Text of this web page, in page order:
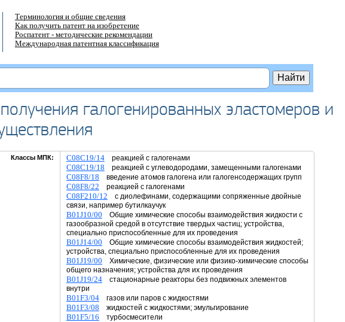
Терминология и общие сведения
Как получить патент на изобретение
Роспатент - методические рекомендации
Международная патентная классификация
галогенированных эластомеров и
Классы МПК: C08C19/14реакцией с галогенами
C08C19/18 реакцией с углеводородами, замещенными галогенами
C08F8/18 введение атомов галогена или галогенсодержащих групп
C08F8/22 реакцией с галогенами
C08F210/12 с диолефинами, содержащими сопряженные двойные
связи, например бутилкаучук
B01J10/00 Общие химические способы взаимодействия жидкости с
газообразной средой в отсутствие твердых частиц; устройства,
специально приспособленные для их проведения
B01J14/00 Общие химические способы взаимодействия жидкостей;
устройства, специально приспособленные для их проведения
B01J19/00 Химические, физические или физико-химические способы
общего назначения; устройства для их проведения
B01J19/24стационарные реакторы без подвижных элементов
внутри
B01F3/04газов или паров с жидкостями
B01F3/08 жидкостей с жидкостями; эмульгирование
B01F5/16 турбосмесители